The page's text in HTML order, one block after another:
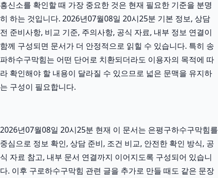
흥신소를 확인할 때 가장 중요한 것은 현재 필요한 기준을 분명
히 하는 것입니다. 2026년07월08일 20시25분 기본 정보, 상담
전 준비사항, 비교 기준, 주의사항, 공식 자료, 내부 정보 연결이
함께 구성되면 문서가 더 안정적으로 읽힐 수 있습니다. 특히 송
파하수구막힘는 어떤 단어로 치환되더라도 이용자의 목적에 따
라 확인해야 할 내용이 달라질 수 있으므로 넓은 문맥을 유지하
는 구성이 필요합니다.
2026년07월08일 20시25분 현재 이 문서는 은평구하수구막힘를
중심으로 정보 확인, 상담 준비, 조건 비교, 안전한 확인 방식, 공
식 자료 참고, 내부 문서 연결까지 이어지도록 구성되어 있습니
다. 이후 구로하수구막힘 관련 글을 추가로 만들 때도 같은 문장